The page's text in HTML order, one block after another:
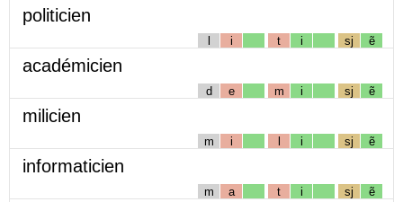
politicien
l i t i sj ẽ
académicien
d e m i sj ẽ
milicien
m i l i sj ẽ
informaticien
m a t i sj ẽ